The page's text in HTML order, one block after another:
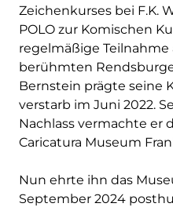
Zeichenkurses bei F.K.
POLO zur Komischen
regelmäßige Teilnahme
berühmten
Bernstein prägte seine
verstarb im Juni 2022.
Nachlass vermachte er
Caricatura Museum
Nun ehrte ihn das
September 2024